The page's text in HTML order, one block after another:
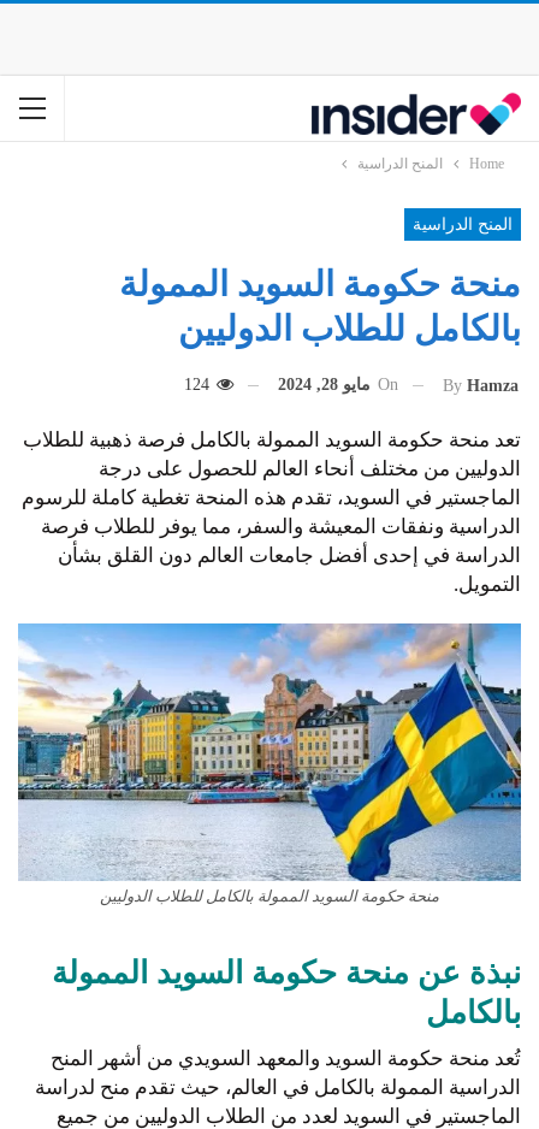
Home المنح الدراسية
المنح الدراسية
منحة حكومة السويد الممولة
بالكامل للطلاب الدوليين
By Hamza
On مايو 28, 2024
تعد منحة حكومة السويد الممولة بالكامل فرصة ذهبية للطلاب
الدوليين من مختلف أنحاء العالم للحصول على درجة
الماجستير في السويد، تقدم هذه المنحة تغطية كاملة للرسوم
الدراسية ونفقات المعيشة والسفر، مما يوفر للطلاب فرصة
الدراسة في إحدى أفضل جامعات العالم دون القلق بشأن
التمويل.
منحة حكومة السويد الممولة بالكامل للطلاب الدوليين
نبذة عن منحة حكومة السويد الممولة
بالكامل
تُعد منحة حكومة السويد والمعهد السويدي من أشهر المنح
الدراسية الممولة بالكامل في العالم، حيث تقدم منح لدراسة
الماجستير في السويد لعدد من الطلاب الدوليين من جميع